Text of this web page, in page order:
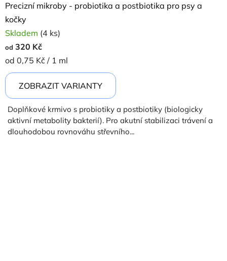
Precizní mikroby - probiotika a postbiotika pro psy a
kočky
Skladem (4 ks)
od 320 Kč
Měrná
cena:
od 0,75 Kč / 1 ml
ZOBRAZIT VARIANTY
Doplňkové krmivo s probiotiky a postbiotiky (biologicky
aktivní metabolity bakterií). Pro akutní stabilizaci trávení a
dlouhodobou rovnováhu střevního...